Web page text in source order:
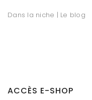
Dans la niche | Le blog
ACCÈS E-SHOP